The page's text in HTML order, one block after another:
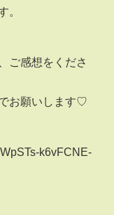
。
ご感想をくださ
お願いします♡
k6vFCNE-